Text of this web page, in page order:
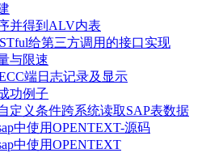
并得到ALV内表
给第三方调用的接口实现
与限速
端日志记录及显示
功例子
定义条件跨系统读取SAP表数据
中使用OPENTEXT-源码
中使用OPENTEXT